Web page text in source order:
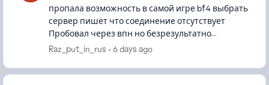
пропала возможность в самой игре bf4 выбрать
сервер пишет что соединение отсутствует
Пробовал через впн но безрезультатно
Единственный шанс зайти в игру это через
Raz_put_in_rus 6 days ago